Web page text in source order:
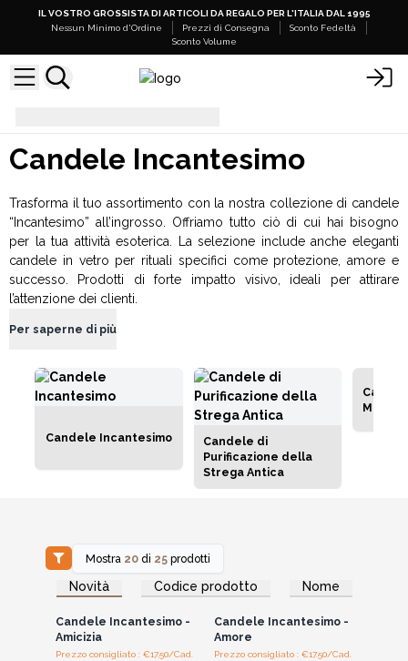
IL VOSTRO GROSSISTA DI ARTICOLI DA REGALO PER L'ITALIA DAL 1995
Nessun Minimo d'Ordine
Prezzi di Consegna
Sconto Fedeltà
Sconto Volume
Candele Incantesimo
Trasforma il tuo assortimento con la nostra collezione di candele
“Incantesimo” all’ingrosso. Offriamo tutto ciò di cui hai bisogno
per la tua attività esoterica. La selezione include anche eleganti
candele in vetro per rituali specifici come protezione, amore e
successo. Prodotti di forte impatto visivo, ideali per attirare
l’attenzione dei clienti.
Per saperne di più
Candele Incantesimo
Candele di
Purificazione della
Strega Antica
Mostra 20 di 25 prodotti
Novità Codice prodotto Nome
Accedi per vedere
i prezzi all'ingrosso
Candele Incantesimo -
Amicizia
Prezzo consigliato : €17.50/Cad.
Accedi per vedere
i prezzi all'ingrosso
Candele Incantesimo -
Amore
Prezzo consigliato : €17.50/Cad.